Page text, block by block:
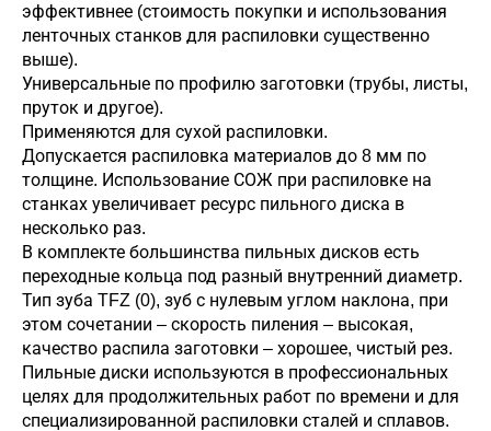
эффективнее (стоимость покупки и использования
ленточных станков для распиловки существенно
выше).
Универсальные по профилю заготовки (трубы, листы,
пруток и другое).
Применяются для сухой распиловки.
Допускается распиловка материалов до 8 мм по
толщине. Использование СОЖ при распиловке на
станках увеличивает ресурс пильного диска в
несколько раз.
В комплекте большинства пильных дисков есть
переходные кольца под разный внутренний диаметр.
Тип зуба TFZ (0), зуб с нулевым углом наклона, при
этом сочетании – скорость пиления – высокая,
качество распила заготовки – хорошее, чистый рез.
Пильные диски используются в профессиональных
целях для продолжительных работ по времени и для
специализированной распиловки сталей и сплавов.